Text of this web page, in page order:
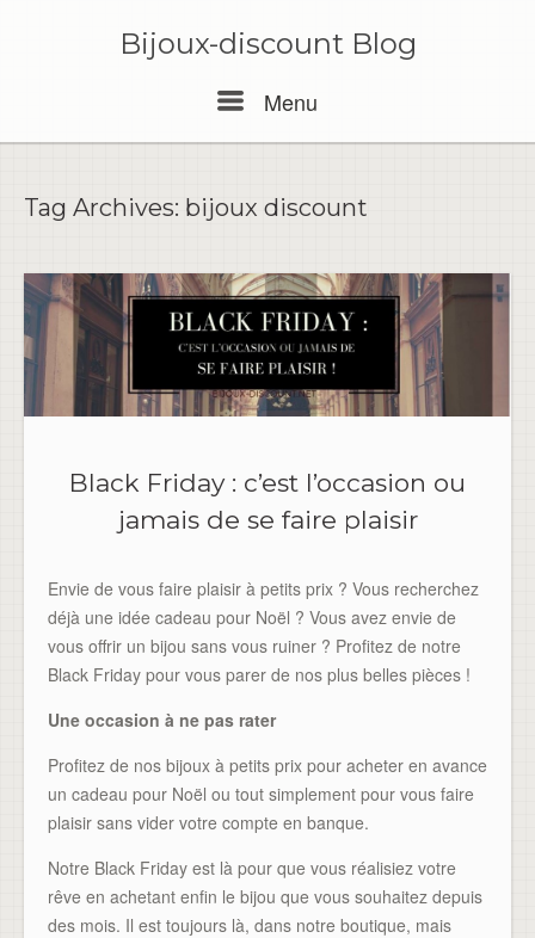
Bijoux-discount Blog
Menu
Tag Archives: bijoux discount
Black Friday : c’est l’occasion ou
jamais de se faire plaisir
Envie de vous faire plaisir à petits prix ? Vous recherchez
déjà une idée cadeau pour Noël ? Vous avez envie de
vous offrir un bijou sans vous ruiner ? Profitez de notre
Black Friday pour vous parer de nos plus belles pièces !
Une occasion à ne pas rater
Profitez de nos bijoux à petits prix pour acheter en avance
un cadeau pour Noël ou tout simplement pour vous faire
plaisir sans vider votre compte en banque.
Notre Black Friday est là pour que vous réalisiez votre
rêve en achetant enfin le bijou que vous souhaitez depuis
des mois. Il est toujours là, dans notre boutique, mais